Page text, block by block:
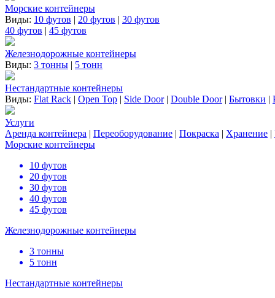
Морские контейнеры
Виды: 10 футов | 20 футов | 30 футов
40 футов | 45 футов
Железнодорожные контейнеры
Виды: 3 тонны | 5 тонн
Нестандартные контейнеры
Виды: Flat Rack | Open Top | Side Door| Double Door| Бытовки |
Услуги
Аренда контейнера | Переоборудование | Покраска | Хранение |
Морские контейнеры
10 футов
20 футов
30 футов
40 футов
45 футов
Железнодорожные контейнеры
3 тонны
5 тонн
Нестандартные контейнеры